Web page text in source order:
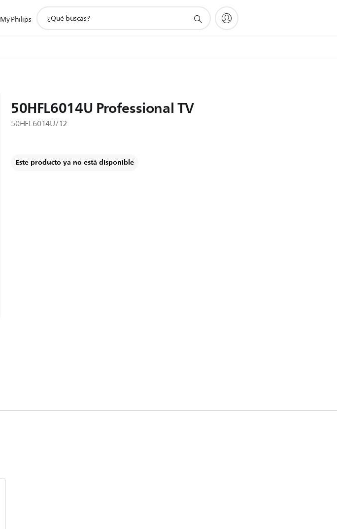
My Philips
50HFL6014U Professional TV
50HFL6014U/12
Este producto ya no está disponible